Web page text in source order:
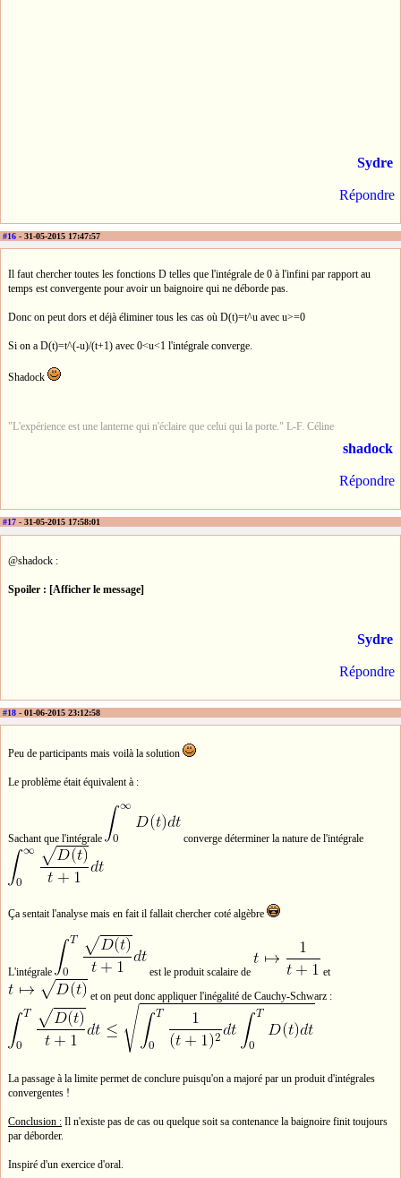
Sydre
Répondre
#16 - 31-05-2015 17:47:57
Il faut chercher toutes les fonctions D telles que l'intégrale de 0 à l'infini par rapport au
temps est convergente pour avoir un baignoire qui ne déborde pas.
Donc on peut dors et déjà éliminer tous les cas où D(t)=t^u avec u>=0
Si on a D(t)=t^(-u)/(t+1) avec 0<u<1 l'intégrale converge.
Shadock
"L'expérience est une lanterne qui n'éclaire que celui qui la porte." L-F. Céline
shadock
Répondre
#17 - 31-05-2015 17:58:01
@shadock :
Spoiler : [Afficher le message]
Sydre
Répondre
#18 - 01-06-2015 23:12:58
Peu de participants mais voilà la solution
Le problème était équivalent à :
Sachant que l'intégrale converge déterminer la nature de l'intégrale
Ça sentait l'analyse mais en fait il fallait chercher coté algèbre
L'intégrale est le produit scalaire de
et
et on peut donc appliquer l'inégalité de Cauchy-Schwarz :
La passage à la limite permet de conclure puisqu'on a majoré par un produit d'intégrales
convergentes !
Conclusion : Il n'existe pas de cas ou quelque soit sa contenance la baignoire finit toujours
par déborder.
Inspiré d'un exercice d'oral.